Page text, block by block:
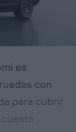
incluso
es
con
para cubrir